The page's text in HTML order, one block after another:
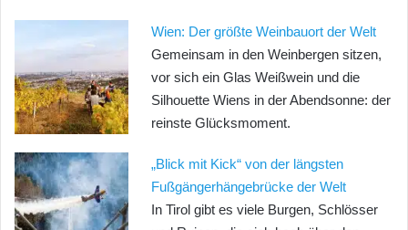
Wien: Der größte Weinbauort der Welt
Gemeinsam in den Weinbergen sitzen,
vor sich ein Glas Weißwein und die
Silhouette Wiens in der Abendsonne: der
reinste Glücksmoment.
„Blick mit Kick“ von der längsten
Fußgängerhängebrücke der Welt
In Tirol gibt es viele Burgen, Schlösser